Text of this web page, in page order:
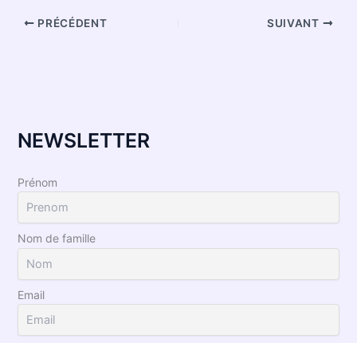
PRÉCÉDENT SUIVANT
NEWSLETTER
Prénom
Nom de famille
Email